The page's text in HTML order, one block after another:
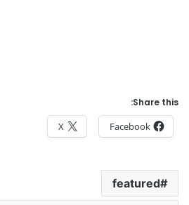
Share this:
Facebook
X
featured